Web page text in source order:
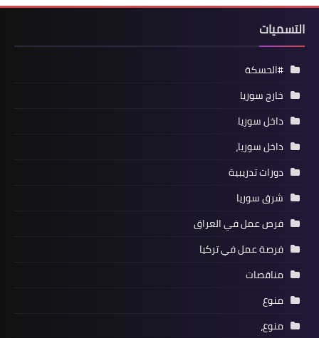
التسميات
#الحسكة
خارج سوريا
داخل سوريا
داخل سوريا،
دورات تدريبية
شرق سوريا
فرص عمل في العراق
فرصة عمل في تركيا
مناقصات
منوع
منوع،